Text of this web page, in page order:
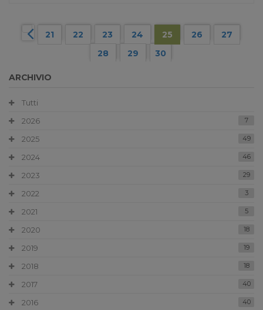
21 22 23 24 25 26
27
28
29 30
ARCHIVIO
Tutti
2026
7
2025 49
2024 46
2023 29
2022 3
2021 5
2020 18
2019 19
2018 18
2017 40
2016 40